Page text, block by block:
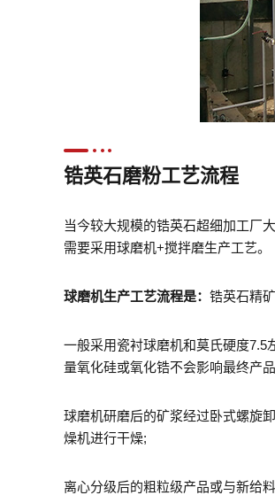
锆英石磨粉工艺流程
当今较大规模的锆英石超细加工厂
需要采用球磨机+搅拌磨生产工艺。
球磨机生产工艺流程是： 锆英石精
一般采用瓷衬球磨机和莫氏硬度7.5
量氧化硅或氧化锆不会影响最终产
球磨机研磨后的矿浆经过卧式螺旋
燥机进行干燥;
离心分级后的粗粒级产品或与新给